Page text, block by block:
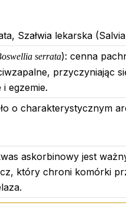
Szałwia lekarska
serrata): cenna
przyczyniając
egzemie.
o charakterystycznym
askorbinowy jest
który chroni komórki